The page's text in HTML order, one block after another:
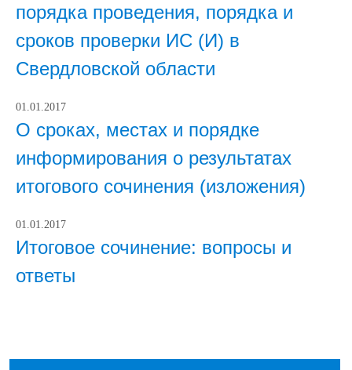
порядка проведения, порядка и
сроков проверки ИС (И) в
Свердловской области
01.01.2017
О сроках, местах и порядке
информирования о результатах
итогового сочинения (изложения)
01.01.2017
Итоговое сочинение: вопросы и
ответы